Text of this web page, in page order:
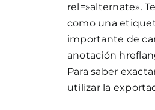
rel=»alternate».
como una
importante de
anotación
Para saber
utilizar la